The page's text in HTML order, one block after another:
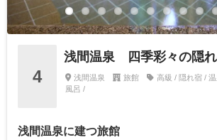
4
浅間温泉 四季彩々の隠
浅間温泉 旅館
高級 / 隠れ宿 /
風呂 /
浅間温泉に建つ旅館